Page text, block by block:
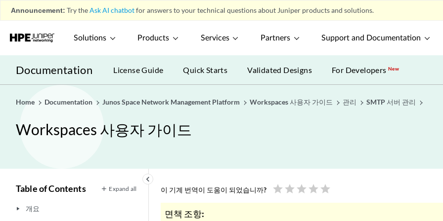
Announcement: Try theAsk AI chatbotfor answers to your technical questions about Juniper products and solutions.
Solutions Products Services Partners Support and Documentation
Documentation License Guide Quick Starts Validated Designs For DevelopersNew
Home Documentation Junos Space Network Management Platform Workspaces 사용자 가이드 관리 SMTP 서버 관리
Workspaces 사용자 가이드
keyboard_arrow_left
Table of Contents Expand all
play_arrow 개요
이 기계 번역이 도움이 되었습니까? star star star star star
면책 조항: